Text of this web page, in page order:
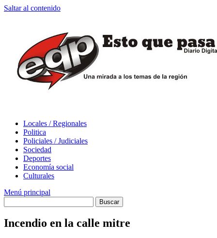
Saltar al contenido
Locales / Regionales
Politica
Policiales / Judiciales
Sociedad
Deportes
Economía social
Culturales
Menú principal
Incendio en la calle mitre